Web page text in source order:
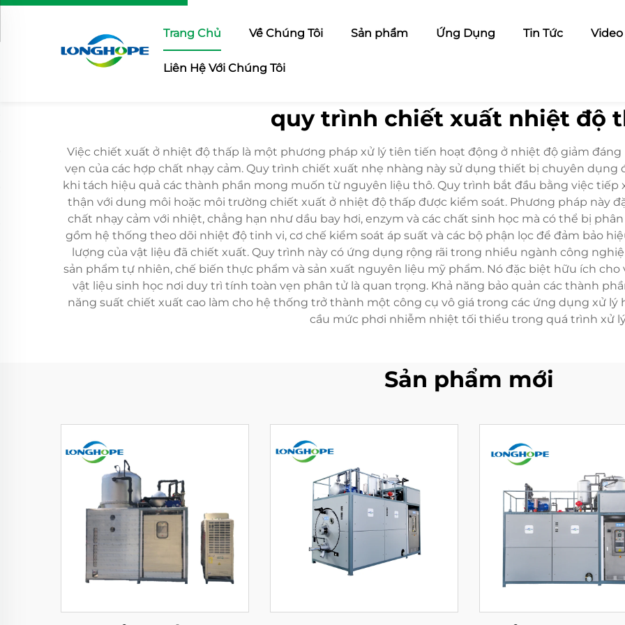
Trang Chủ Về Chúng Tôi Sản phẩm Ứng Dụng Tin Tức Video
Liên Hệ Với Chúng Tôi
quy trình chiết xuất nhiệt độ
Việc chiết xuất ở nhiệt độ thấp là một phương pháp xử lý tiên tiến hoạt động ở nhiệt độ giảm
vẹn của các hợp chất nhạy cảm. Quy trình chiết xuất nhẹ nhàng này sử dụng thiết bị chuyên
khi tách hiệu quả các thành phần mong muốn từ nguyên liệu thô. Quy trình bắt đầu bằng việc
thận với dung môi hoặc môi trường chiết xuất ở nhiệt độ thấp được kiểm soát. Phương pháp này
chất nhạy cảm với nhiệt, chẳng hạn như dầu bay hơi, enzym và các chất sinh học mà có thể bị
gồm hệ thống theo dõi nhiệt độ tinh vi, cơ chế kiểm soát áp suất và các bộ phận lọc để đảm bảo
lượng của vật liệu đã chiết xuất. Quy trình này có ứng dụng rộng rãi trong nhiều ngành công
sản phẩm tự nhiên, chế biến thực phẩm và sản xuất nguyên liệu mỹ phẩm. Nó đặc biệt hữu ích
vật liệu sinh học nơi duy trì tính toàn vẹn phân tử là quan trọng. Khả năng bảo quản các thành
năng suất chiết xuất cao làm cho hệ thống trở thành một công cụ vô giá trong các ứng dụng xử lý
cầu mức phơi nhiễm nhiệt tối thiểu trong quá trình xử
Sản phẩm mới